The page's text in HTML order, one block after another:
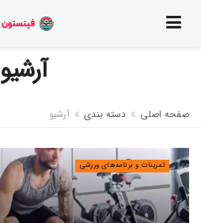
آرشیو
صفحه اصلی دسته بندی آرشیو
تمرینات و برنامه‌های ورزشی